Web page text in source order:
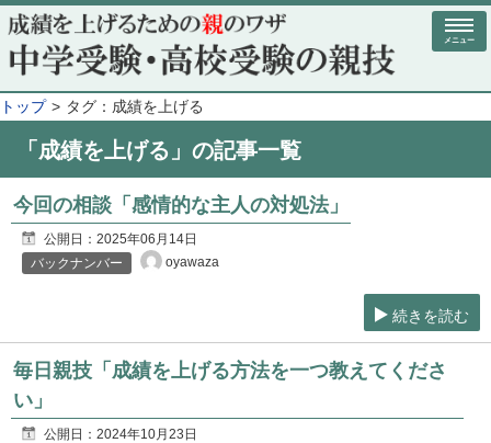
メニュー
トップ タグ：成績を上げる
「成績を上げる」の記事一覧
今回の相談「感情的な主人の対処法」
公開日： 2025年06月14日
バックナンバー
oyawaza
続きを読む
毎日親技「成績を上げる方法を一つ教えてくださ
い」
公開日： 2024年10月23日